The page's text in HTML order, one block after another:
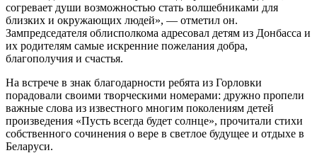
согревает души возможностью стать волшебниками для
близких и окружающих людей», — отметил он.
Зампредседателя облисполкома адресовал детям из Донбасса и
их родителям самые искренние пожелания добра,
благополучия и счастья.
На встрече в знак благодарности ребята из Горловки
порадовали своими творческими номерами: дружно пропели
важные слова из известного многим поколениям детей
произведения «Пусть всегда будет солнце», прочитали стихи
собственного сочинения о вере в светлое будущее и отдыхе в
Беларуси.